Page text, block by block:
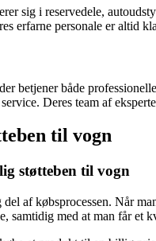
sig i reservedele,
erfarne personale er altid
betjener både
Deres team af
til vogn
støtteben til vogn
af købsprocessen. Når
samtidig med at man får et